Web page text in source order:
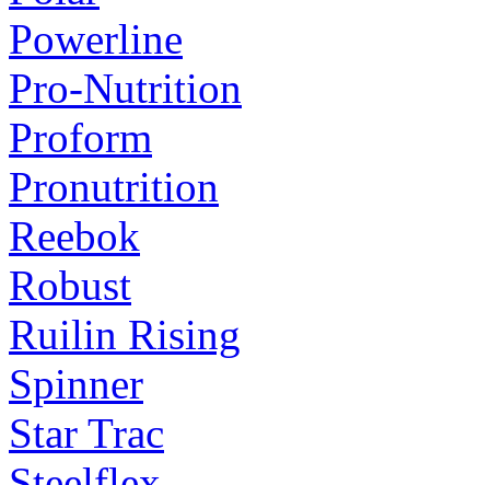
Powerline
Pro-Nutrition
Proform
Pronutrition
Reebok
Robust
Ruilin Rising
Spinner
Star Trac